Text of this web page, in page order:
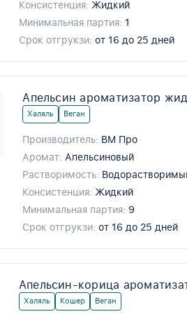
Консистенция: Жидкий
Минимальная партия: 1
Срок отгрукзи: от 16 до 25 дней
Апельсин ароматизатор
Халяль Веган
Производитель: ВМ Про
Аромат: Апельсиновый
Растворимость:
Консистенция: Жидкий
Минимальная партия: 9
Срок отгрукзи: от 16 до 25 дней
Апельсин-корица
Халяль Кошер Веган